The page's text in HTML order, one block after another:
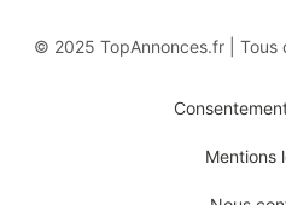
© 2025 TopAnnonces.fr | Tous
Mentions